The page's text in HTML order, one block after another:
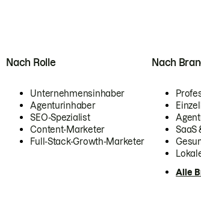
Nach Rolle
Unternehmensinhaber
Agenturinhaber
SEO-Spezialist
Content-Marketer
Full-Stack-Growth-Marketer
Nach
SaaS
Alle